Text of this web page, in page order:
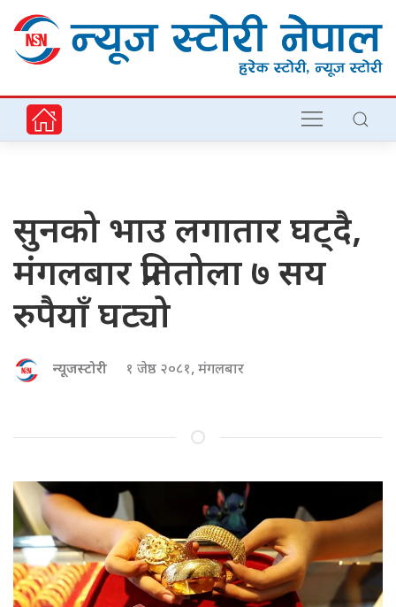
सुनको भाउ लगातार घट्दै,
मंगलबार प्रतितोला ७ सय
रुपैयाँ घट्यो
न्यूजस्टोरी १ जेष्ठ २०८१, मंगलबार